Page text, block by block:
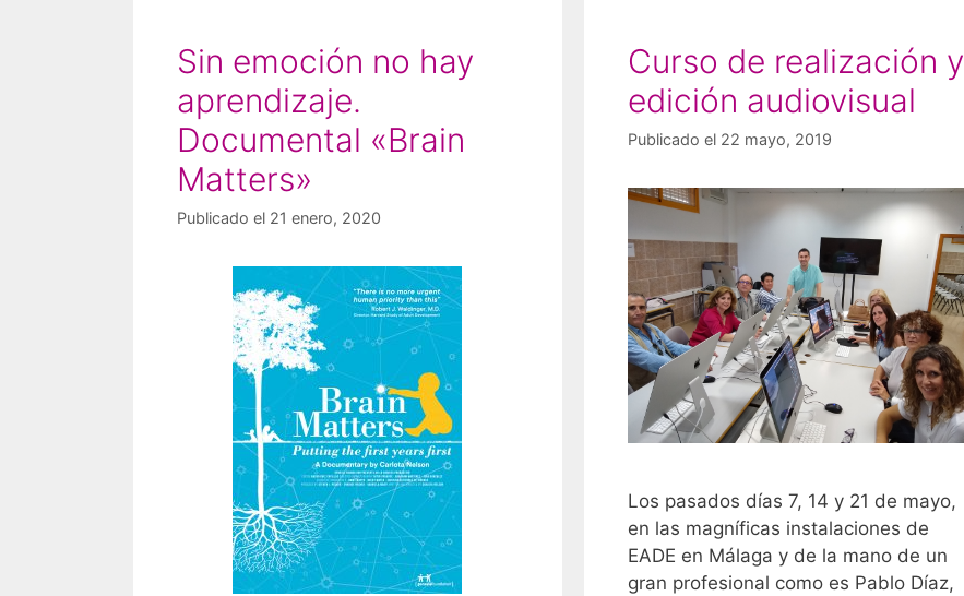
Sin emoción no hay
aprendizaje.
Documental «Brain
Matters»
Publicado el 21 enero, 2020
Curso de realización y
edición audiovisual
Publicado el 22 mayo, 2019
Los pasados días 7, 14 y 21 de mayo,
en las magníficas instalaciones de
EADE en Málaga y de la mano de un
gran profesional como es Pablo Díaz,